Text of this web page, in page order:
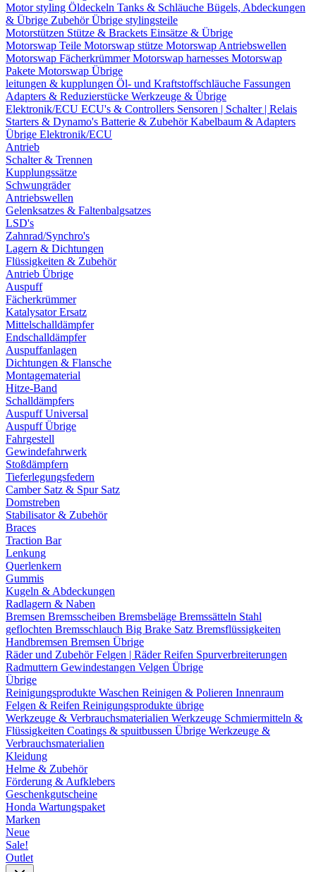
Motor styling Öldeckeln Tanks & Schläuche Bügels, Abdeckungen
& Übrige ZubehörÜbrige stylingsteile
Motorstützen Stütze & Brackets Einsätze & Übrige
Motorswap Teile Motorswap stütze Motorswap Antriebswellen
Motorswap FächerkrümmerMotorswap harnesses Motorswap
Pakete Motorswap Übrige
leitungen & kupplungen Öl- und Kraftstoffschläuche Fassungen
Adapters & Reduzierstücke Werkzeuge & Übrige
Elektronik/ECU ECU's & Controllers Sensoren | Schalter | Relais
Starters & Dynamo's Batterie & ZubehörKabelbaum & Adapters
Übrige Elektronik/ECU
Antrieb
Schalter & Trennen
Kupplungssätze
Schwungräder
Antriebswellen
Gelenksatzes & Faltenbalgsatzes
LSD's
Zahnrad/Synchro's
Lagern & Dichtungen
Flüssigkeiten & Zubehör
Antrieb Übrige
Auspuff
Fächerkrümmer
Katalysator Ersatz
Mittelschalldämpfer
Endschalldämpfer
Auspuffanlagen
Dichtungen & Flansche
Montagematerial
Hitze-Band
Schalldämpfers
Auspuff Universal
Auspuff Übrige
Fahrgestell
Gewindefahrwerk
Stoßdämpfern
Tieferlegungsfedern
Camber Satz & Spur Satz
Domstreben
Stabilisator & Zubehör
Braces
Traction Bar
Lenkung
Querlenkern
Gummis
Kugeln & Abdeckungen
Radlagern & Naben
Bremsen Bremsscheiben Bremsbeläge Bremssätteln Stahl
geflochten Bremsschlauch Big Brake Satz Bremsflüssigkeiten
Handbremsen Bremsen Übrige
Räder und ZubehörFelgen | RäderReifen Spurverbreiterungen
Radmuttern Gewindestangen Velgen Übrige
Übrige
Reinigungsprodukte Waschen Reinigen & Polieren Innenraum
Felgen & Reifen Reinigungsprodukte übrige
Werkzeuge & Verbrauchsmaterialien Werkzeuge Schmiermitteln &
Flüssigkeiten Coatings & spuitbussen Übrige Werkzeuge &
Verbrauchsmaterialien
Kleidung
Helme & Zubehör
Förderung & Aufklebers
Geschenkgutscheine
Honda Wartungspaket
Marken
Neue
Sale!
Outlet